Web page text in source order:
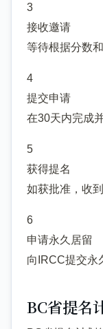
3
接收邀请
等待根据分数
4
提交申请
在30天内完成
5
获得提名
如获批准，收
6
申请永久居留
向IRCC提交永
BC省提名